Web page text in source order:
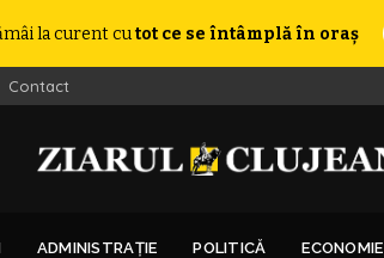
la curent cutot ce se întâmplă în oraș
Contact
ADMINISTRAȚIE POLITICĂ ECONOMIE